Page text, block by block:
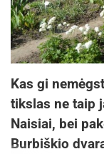
Kas gi
tikslas ne taip
Naisiai, bei
Burbiškio